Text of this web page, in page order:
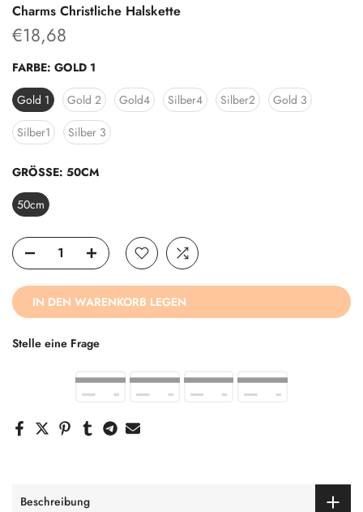
Charms Christliche Halskette
€18,68
FARBE: GOLD 1
Gold 1
Gold 2 Gold4 Silber4 Silber2
Gold 3
Silber1
Silber 3
GRÖSSE: 50CM
50cm
IN DEN WARENKORB LEGEN
Stelle eine Frage
Beschreibung